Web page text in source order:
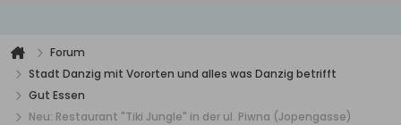
Forum
Stadt Danzig mit Vororten und alles was Danzig betrifft
Gut Essen
Neu: Restaurant "Tiki Jungle" in der ul. Piwna (Jopengasse)